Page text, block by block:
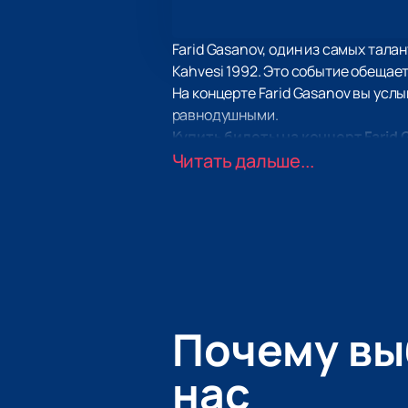
Farid Gasanov, один из самых
Kahvesi 1992. Это событие
На концерте Farid Gasanov вы
равнодушными.
Купить билеты на концерт Farid
безопасность покупки, чтобы вы
Читать дальше...
Почему
нас